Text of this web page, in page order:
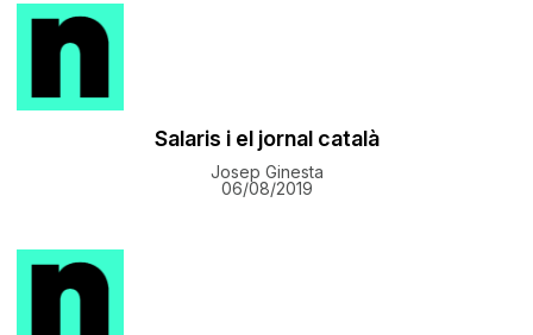
​Salaris i el jornal català
Josep Ginesta
06/08/2019